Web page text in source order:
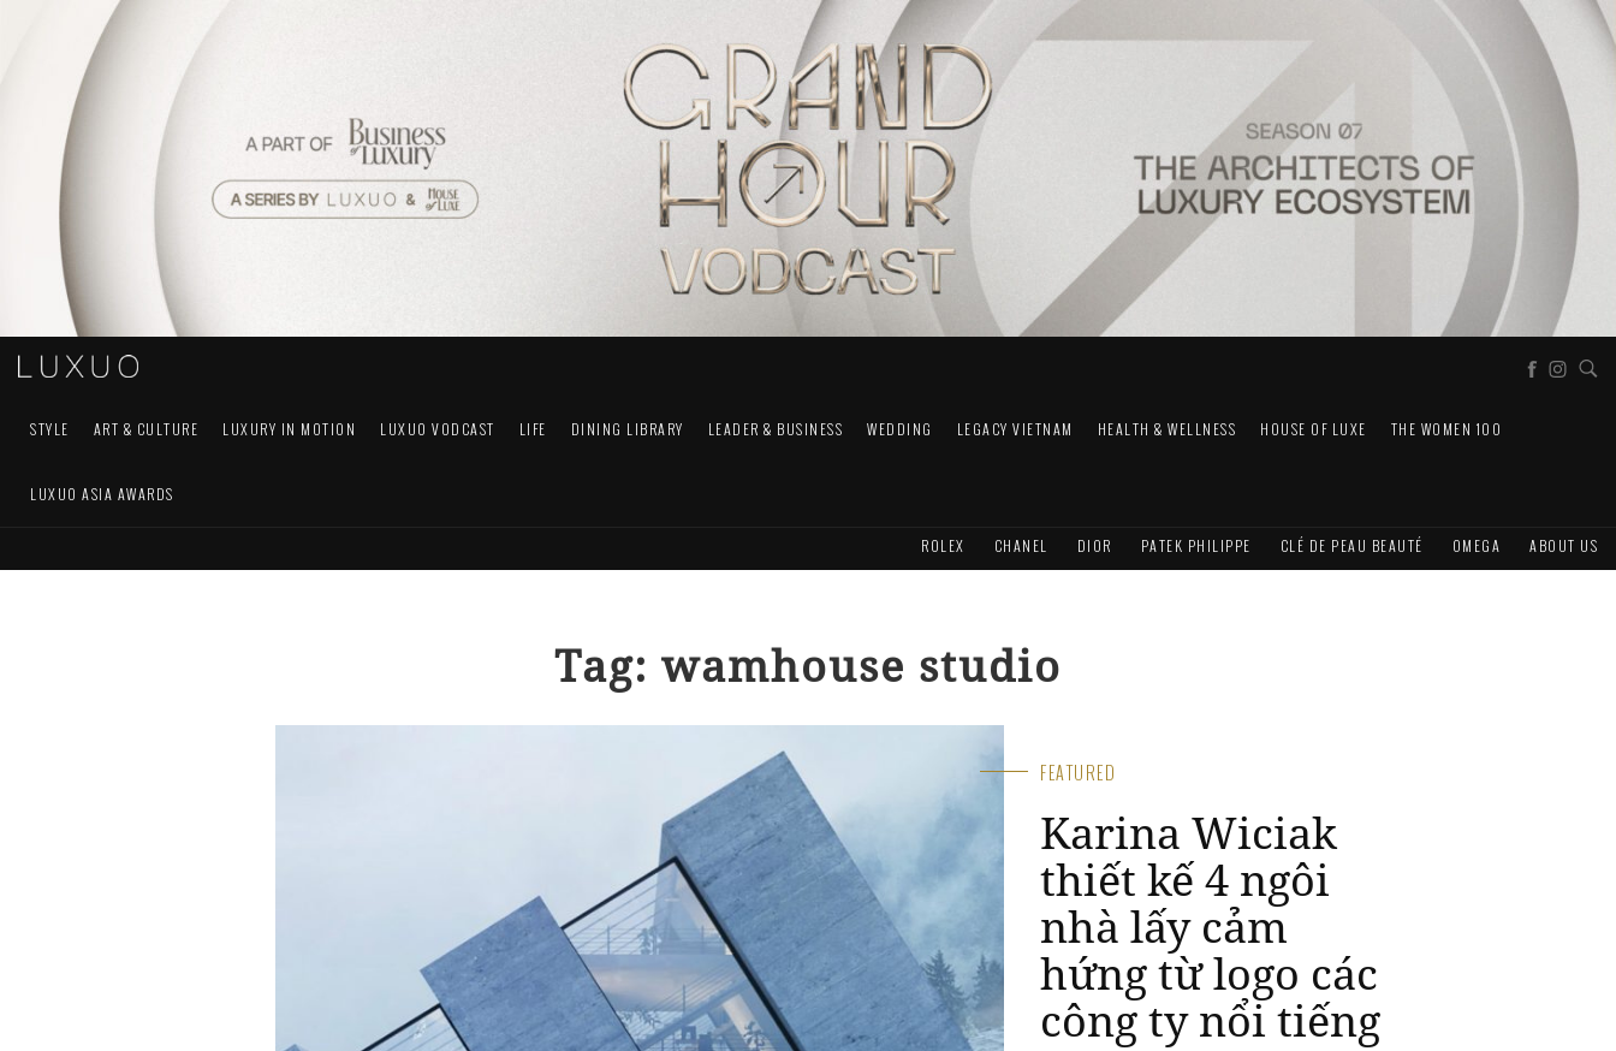
STYLE ART & CULTURE LUXURY IN MOTION LUXUO VODCAST LIFE DINING LIBRARY LEADER & BUSINESS WEDDING LEGACY VIETNAM HEALTH & WELLNESS HOUSE OF LUXE THE WOMEN 100
LUXUO ASIA AWARDS
ROLEX CHANEL DIOR PATEK PHILIPPE CLÉ DE PEAU BEAUTÉ OMEGA ABOUT US
Tag: wamhouse studio
FEATURED
Karina Wiciak
thiết kế 4 ngôi
nhà lấy cảm
hứng từ logo các
công ty nổi tiếng